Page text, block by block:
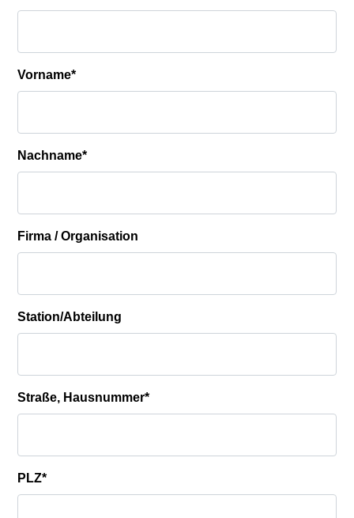
Vorname*
Nachname*
Firma / Organisation
Station/Abteilung
Straße, Hausnummer*
PLZ*